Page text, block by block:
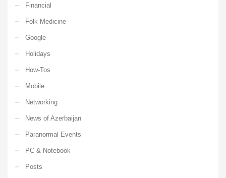
Financial
Folk Medicine
Google
Holidays
How-Tos
Mobile
Networking
News of Azerbaijan
Paranormal Events
PC & Notebook
Posts